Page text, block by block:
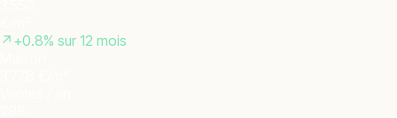
↗ +0.8% sur 12 mois